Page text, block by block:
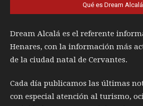
Qué es Dream Alcalá
Dream Alcalá es el referente
Henares, con la información más
de la ciudad natal de Cervantes.
Cada día publicamos las últimas
con especial atención al turismo,